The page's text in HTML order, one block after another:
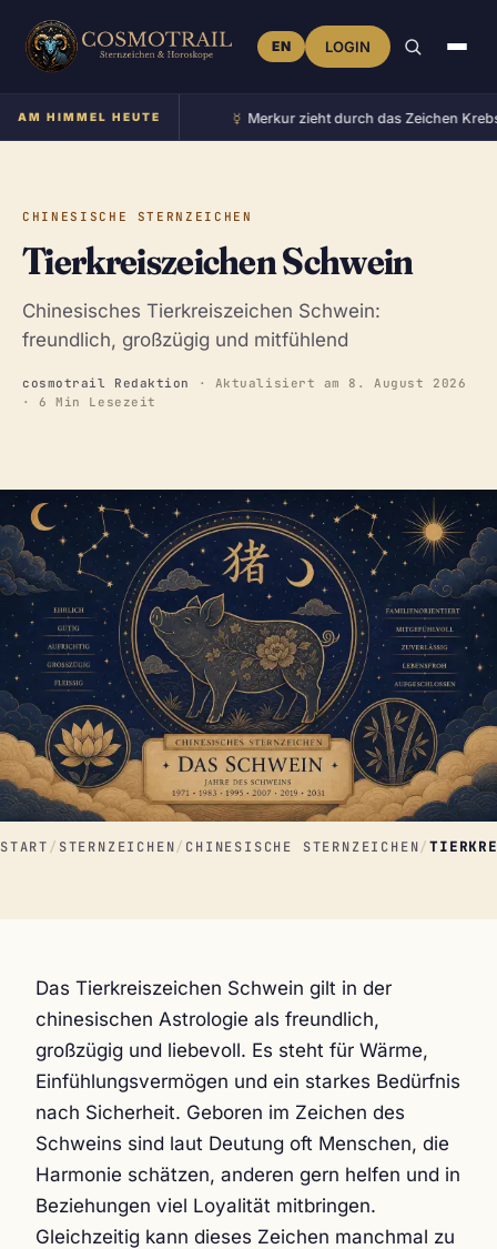
EN LOGIN
AM HIMMEL HEUTE
Zeichen Zwillinge• Merkur zieht durch das Zeichen Krebs•
START / STERNZEICHEN/ CHINESISCHE STERNZEICHEN/
CHINESISCHE STERNZEICHEN
Tierkreiszeichen Schwein
Chinesisches Tierkreiszeichen Schwein:
freundlich, großzügig und mitfühlend
cosmotrail Redaktion · Aktualisiert am 8. August 2026
· 6 Min Lesezeit
Das Tierkreiszeichen Schwein gilt in der
chinesischen Astrologie als freundlich,
großzügig und liebevoll. Es steht für Wärme,
Einfühlungsvermögen und ein starkes Bedürfnis
nach Sicherheit. Geboren im Zeichen des
Schweins sind laut Deutung oft Menschen, die
Harmonie schätzen, anderen gern helfen und in
Beziehungen viel Loyalität mitbringen.
Gleichzeitig kann dieses Zeichen manchmal zu